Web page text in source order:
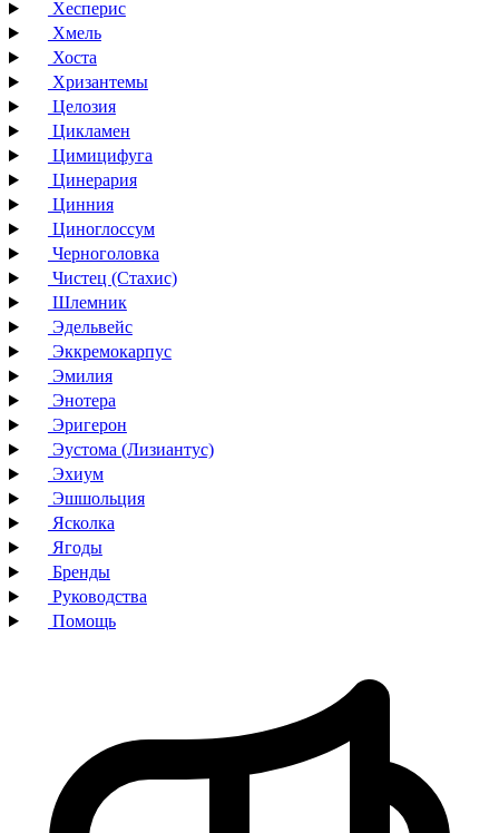
Хесперис
Хмель
Хоста
Хризантемы
Целозия
Цикламен
Цимицифуга
Цинерария
Цинния
Циноглоссум
Черноголовка
Чистец (Стахис)
Шлемник
Эдельвейс
Эккремокарпус
Эмилия
Энотера
Эригерон
Эустома (Лизиантус)
Эхиум
Эшшольция
Ясколка
Ягоды
Бренды
Руководства
Помощь